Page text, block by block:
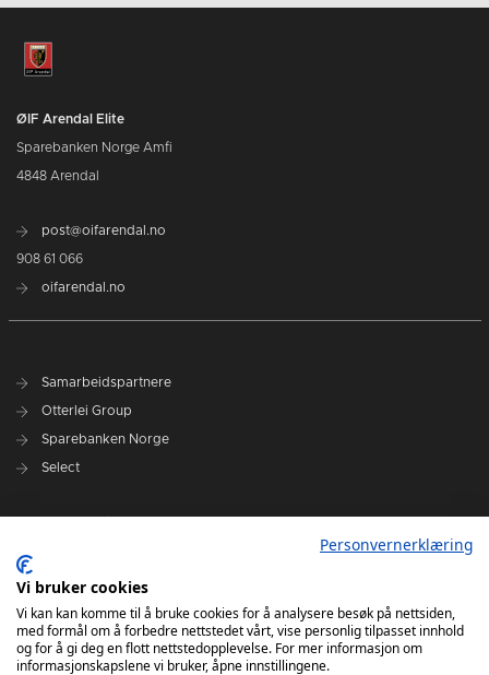
ØIF Arendal Elite
Sparebanken Norge Amfi
4848 Arendal
post@oifarendal.no
908 61 066
oifarendal.no
Samarbeidspartnere
Otterlei Group
Sparebanken Norge
Select
Spillerstall
Administrasjon
Styret
Personvernerklæring
Vi bruker cookies
Vi kan kan komme til å bruke cookies for å analysere besøk på nettsiden,
med formål om å forbedre nettstedet vårt, vise personlig tilpasset innhold
og for å gi deg en flott nettstedopplevelse. For mer informasjon om
informasjonskapslene vi bruker, åpne innstillingene.